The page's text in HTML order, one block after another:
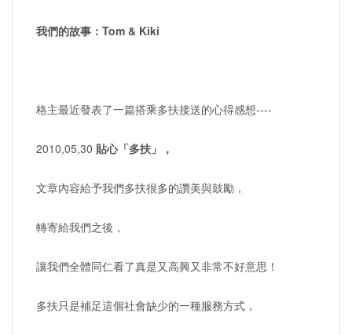
我們的故事：Tom & Kiki
格主最近發表了一篇搭乘多扶接送的心得感想----
2010,05,30 貼心「多扶」，
文章內容給予我們多扶很多的讚美與鼓勵，
轉寄給我們之後，
讓我們全體同仁看了真是又高興又非常不好意思！
多扶只是補足這個社會缺少的一種服務方式，